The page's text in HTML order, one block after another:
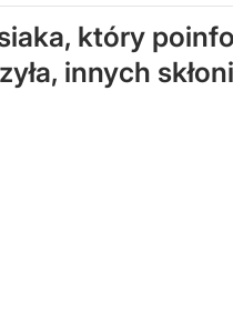
który
innych